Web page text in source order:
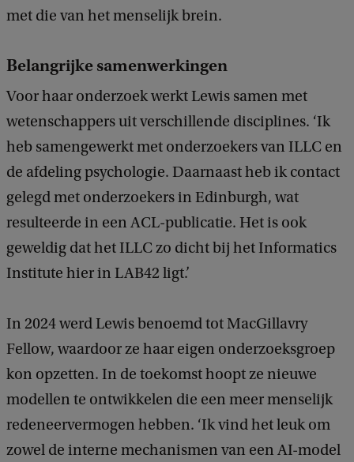
met die van het menselijk brein.
Belangrijke samenwerkingen
Voor haar onderzoek werkt Lewis samen met
wetenschappers uit verschillende disciplines. ‘Ik
heb samengewerkt met onderzoekers van ILLC en
de afdeling psychologie. Daarnaast heb ik contact
gelegd met onderzoekers in Edinburgh, wat
resulteerde in een ACL-publicatie. Het is ook
geweldig dat het ILLC zo dicht bij het Informatics
Institute hier in LAB42 ligt.’
In 2024 werd Lewis benoemd tot MacGillavry
Fellow, waardoor ze haar eigen onderzoeksgroep
kon opzetten. In de toekomst hoopt ze nieuwe
modellen te ontwikkelen die een meer menselijk
redeneervermogen hebben. ‘Ik vind het leuk om
zowel de interne mechanismen van een AI-model